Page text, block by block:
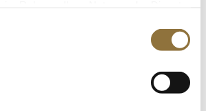
Linsen, weiß, Urid-Dal/ Uridbohnen,